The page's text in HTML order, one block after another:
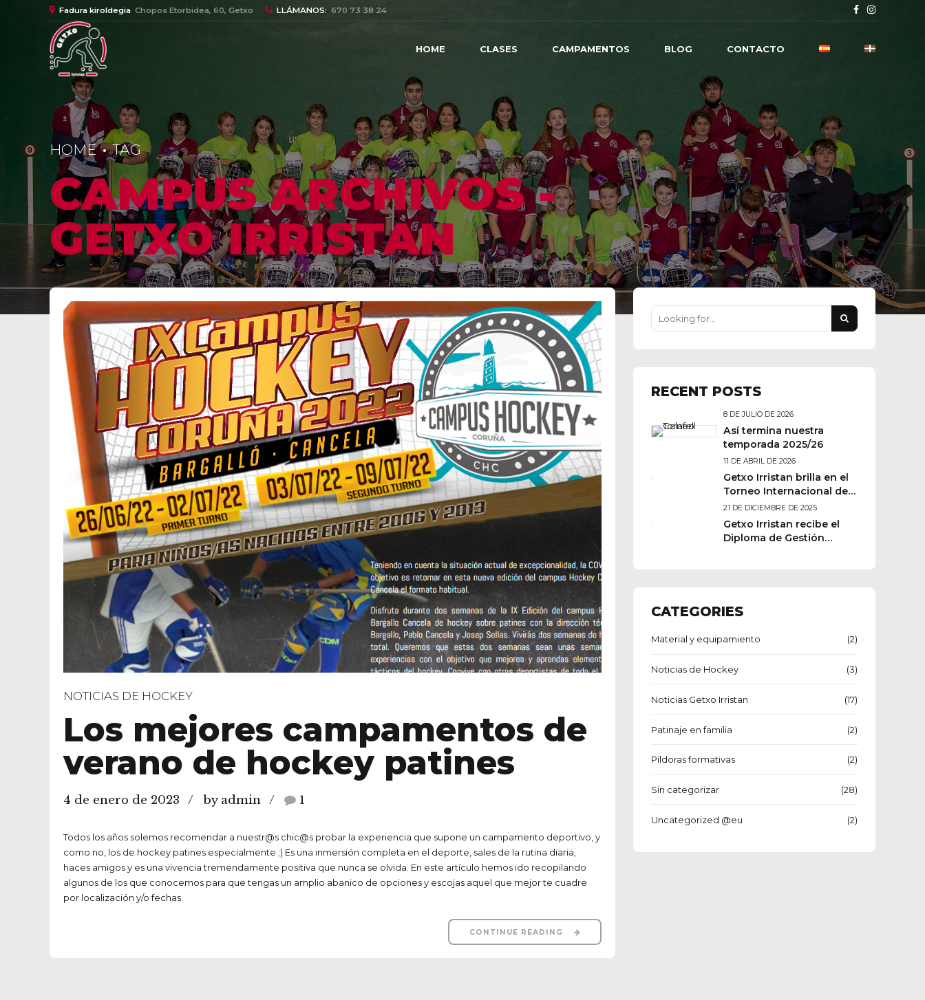
Fadura kiroldegia Chopos Etorbidea, 60, Getxo LLÁMANOS: 670 73 38 24
HOME CLASES CAMPAMENTOS BLOG CONTACTO
HOME TAG
CAMPUS ARCHIVOS -
GETXO IRRISTAN
NOTICIAS DE HOCKEY
Los mejores campamentos de
verano de hockey patines
4 de enero de 2023 by admin 1
Todos los años solemos recomendar a nuestr@s chic@s probar la experiencia que supone un campamento deportivo, y
como no, los de hockey patines especialmente ;) Es una inmersión completa en el deporte, sales de la rutina diaria,
haces amigos y es una vivencia tremendamente positiva que nunca se olvida. En este artículo hemos ido recopilando
algunos de los que conocemos para que tengas un amplio abanico de opciones y escojas aquel que mejor te cuadre
por localización y/o fechas.
CONTINUE READING
RECENT POSTS
8 DE JULIO DE 2026
Así termina nuestra
temporada 2025/26
11 DE ABRIL DE 2026
Getxo Irristan brilla en el
Torneo Internacional de
Hockey en Calafell
21 DE DICIEMBRE DE 2025
Getxo Irristan recibe el
Diploma de Gestión
CATEGORIES
Material y equipamiento (2)
Noticias de Hockey (3)
Noticias Getxo Irristan (17)
Patinaje en familia (2)
Píldoras formativas (2)
Sin categorizar (28)
Uncategorized @eu (2)